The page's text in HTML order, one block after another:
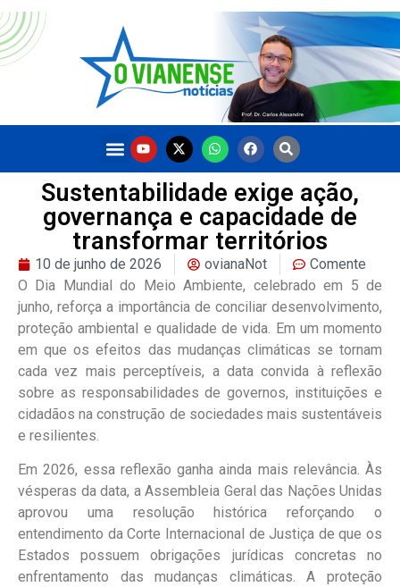
Sustentabilidade exige ação,
governança e capacidade de
transformar territórios
10 de junho de 2026 ovianaNot
Comente
O Dia Mundial do Meio Ambiente, celebrado em 5 de
junho, reforça a importância de conciliar desenvolvimento,
proteção ambiental e qualidade de vida. Em um momento
em que os efeitos das mudanças climáticas se tornam
cada vez mais perceptíveis, a data convida à reflexão
sobre as responsabilidades de governos, instituições e
cidadãos na construção de sociedades mais sustentáveis
e resilientes.
Em 2026, essa reflexão ganha ainda mais relevância. Às
vésperas da data, a Assembleia Geral das Nações Unidas
aprovou uma resolução histórica reforçando o
entendimento da Corte Internacional de Justiça de que os
Estados possuem obrigações jurídicas concretas no
enfrentamento das mudanças climáticas. A proteção